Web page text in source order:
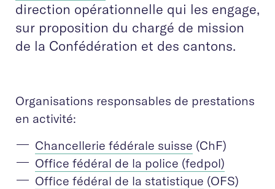
direction opérationnelle qui les engage,
sur proposition du chargé de mission
de la Confédération et des cantons.
Organisations responsables de prestations
en activité:
Chancellerie fédérale suisse (ChF)
Office fédéral de la police (fedpol)
Office fédéral de la statistique (OFS)